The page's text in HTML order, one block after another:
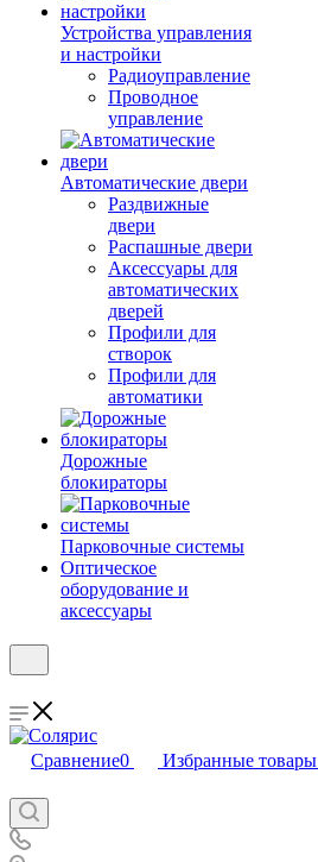
Устройства управления
и настройки
Радиоуправление
Проводное
управление
Автоматические двери
Раздвижные
двери
Распашные двери
Аксессуары для
автоматических
дверей
Профили для
створок
Профили для
автоматики
Дорожные
блокираторы
Парковочные системы
Оптическое
оборудование и
аксессуары
Сравнение0 Избранные товары